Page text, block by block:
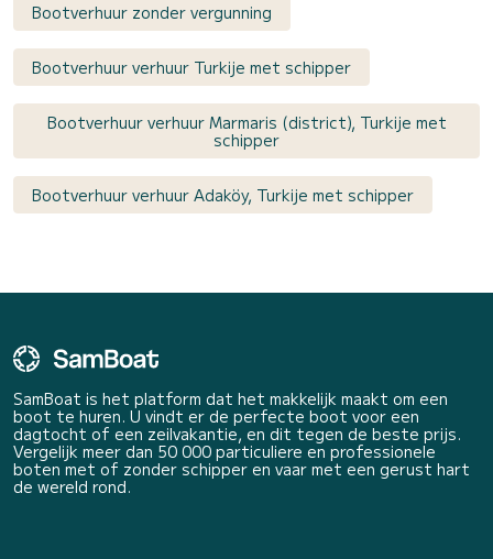
Bootverhuur zonder vergunning
Bootverhuur verhuur Turkije met schipper
Bootverhuur verhuur Marmaris (district), Turkije met
schipper
Bootverhuur verhuur Adaköy, Turkije met schipper
SamBoat is het platform dat het makkelijk maakt om een
boot te huren. U vindt er de perfecte boot voor een
dagtocht of een zeilvakantie, en dit tegen de beste prijs.
Vergelijk meer dan 50 000 particuliere en professionele
boten met of zonder schipper en vaar met een gerust hart
de wereld rond.